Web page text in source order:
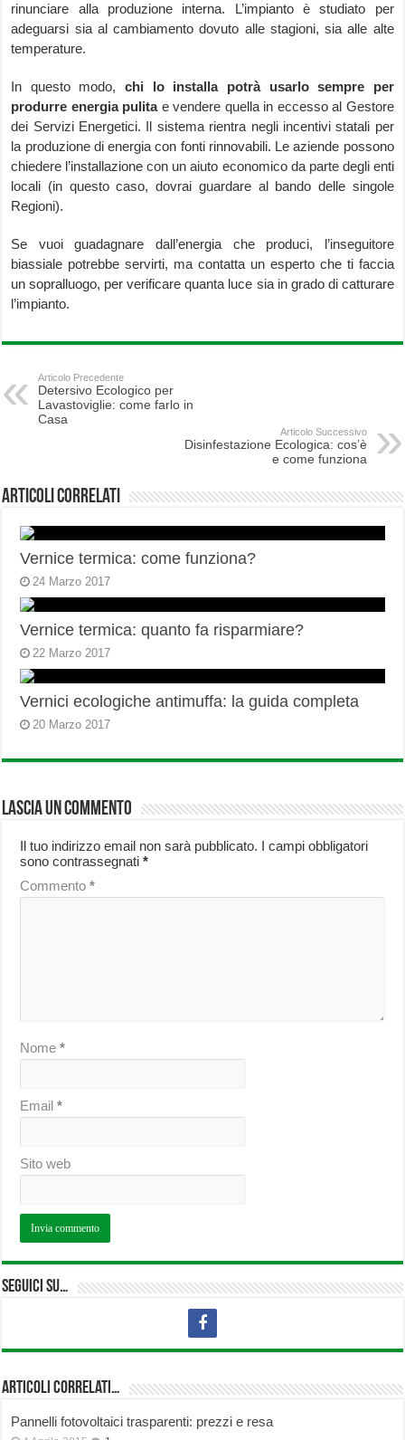
rinunciare alla produzione interna. L’impianto è studiato per
adeguarsi sia al cambiamento dovuto alle stagioni, sia alle alte
temperature.
In questo modo, chi lo installa potrà usarlo sempre per
produrre energia pulitae vendere quella in eccesso al Gestore
dei Servizi Energetici. Il sistema rientra negli incentivi statali per
la produzione di energia con fonti rinnovabili. Le aziende possono
chiedere l’installazione con un aiuto economico da parte degli enti
locali (in questo caso, dovrai guardare al bando delle singole
Regioni).
Se vuoi guadagnare dall’energia che produci, l’inseguitore
biassiale potrebbe servirti, ma contatta un esperto che ti faccia
un sopralluogo, per verificare quanta luce sia in grado di catturare
l’impianto.
Articolo Precedente
Detersivo Ecologico per
Lavastoviglie: come farlo in
Casa
Articolo Successivo
Disinfestazione Ecologica: cos’è
e come funziona
Articoli correlati
Vernice termica: come funziona?
24 Marzo 2017
Vernice termica: quanto fa risparmiare?
22 Marzo 2017
Vernici ecologiche antimuffa: la guida completa
20 Marzo 2017
Lascia un commento
Il tuo indirizzo email non sarà pubblicato. I campi obbligatori
sono contrassegnati*
Commento*
Nome*
Email*
Sito web
Seguici su…
Articoli correlati…
Pannelli fotovoltaici trasparenti: prezzi e resa